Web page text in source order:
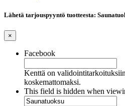
Lähetä tarjouspyyntö tuotteesta:
×
Facebook
Kenttä on
koskemattomaksi.
This field is hidden when